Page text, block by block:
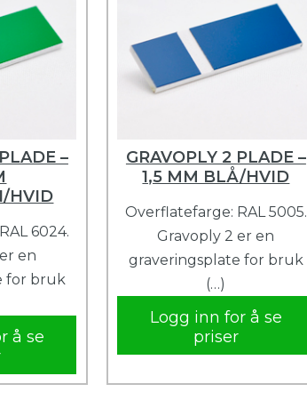
–
HVID
6024.
en
for bruk
å se
GRAVOPLY 2 PLADE –
1,5 MM BLÅ/HVID
Overflatefarge: RAL 5005.
Gravoply 2 er en
graveringsplate for bruk
(…)
Logg inn for å se
priser